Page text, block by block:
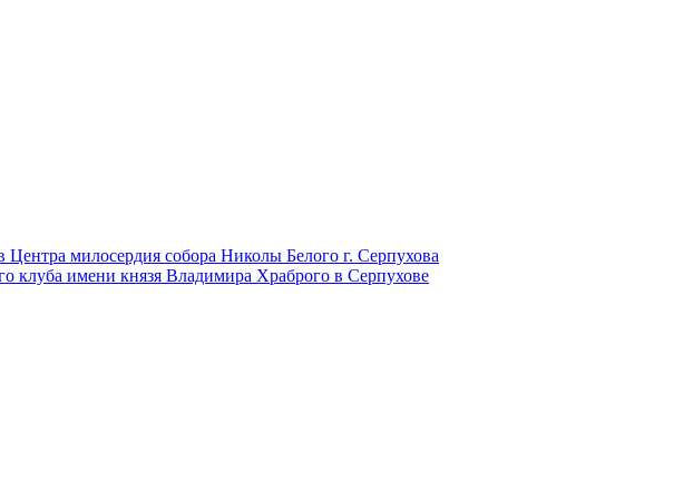
Центра милосердия собора Николы Белого г. Серпухова
клуба имени князя Владимира Храброго в Серпухове